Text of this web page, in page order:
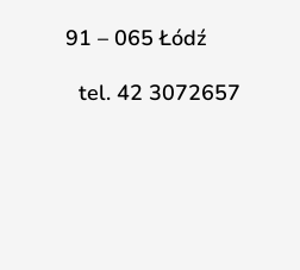
91 – 065 Łódź
tel. 42 3072657